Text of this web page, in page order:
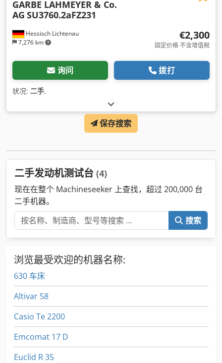
Hessisch Lichtenau
7,276 km
GARBE LAHMEYER & Co.
AG SU3760.2aFZ231
€2,300
固定价格 不含增值税
询问 拨打
状况: 二手,
保存搜索
二手发动机测试台 (4)
现在在整个 Machineseeker 上查找，超过 200,000 台
二手机器。
搜索
浏览最受欢迎的机器名称:
630 车床
Altivar 58
Casio Te 2200
Emcomat 17 D
Euclid R 35